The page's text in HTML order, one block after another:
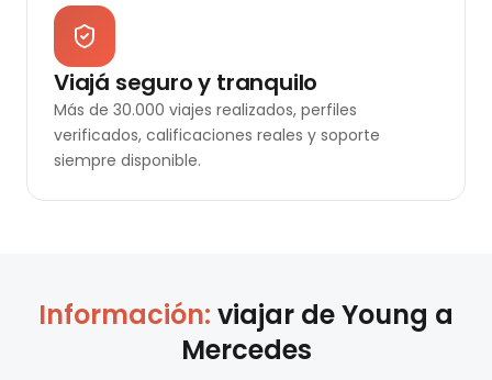
Viajá seguro y tranquilo
Más de 30.000 viajes realizados, perfiles
verificados, calificaciones reales y soporte
siempre disponible.
Información: viajar deYoung a
Mercedes